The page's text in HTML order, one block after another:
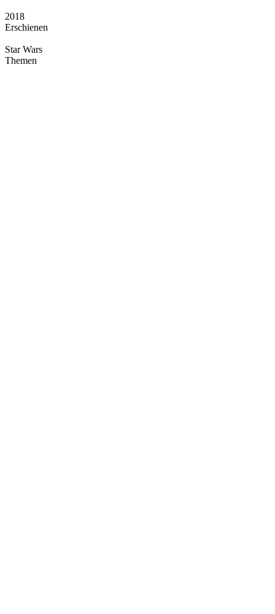
2018
Erschienen
Star Wars
Themen